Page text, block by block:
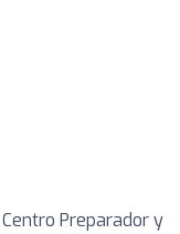
Preparador y